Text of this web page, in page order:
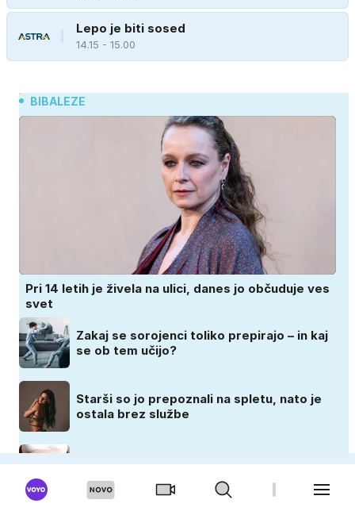
Lepo je biti sosed
14.15 - 15.00
BIBALEZE
Pri 14 letih je živela na ulici, danes jo občuduje ves
svet
Zakaj se sorojenci toliko prepirajo – in kaj
se ob tem učijo?
Starši so jo prepoznali na spletu, nato je
ostala brez službe
Ali je vaš trebuh premajhen ali prevelik?